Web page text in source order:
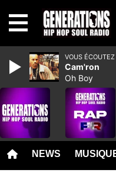
NEWS
VOUS
Cam'ron
Oh Boy